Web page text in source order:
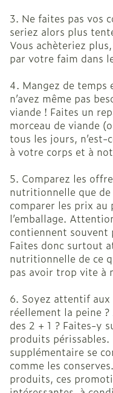
3. Ne faites pas vos
seriez alors plus
Vous achèteriez
par votre faim dans
4. Mangez de temps
n’avez même pas
viande ! Faites un
morceau de viande
tous les jours, n’est-
à votre corps et à
5. Comparez les
nutritionnelle que
comparer les prix au
l’emballage.
contiennent souvent
Faites donc surtout
nutritionnelle de ce
pas avoir trop vite à
6. Soyez attentif
réellement la peine
des 2 + 1 ? Faites-y
produits
supplémentaire se
comme les
produits, ces